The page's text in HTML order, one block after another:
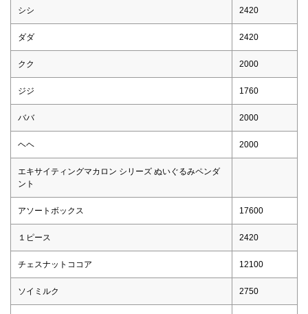
シシ 2420
ダダ 2420
クク 2000
ジジ 1760
ババ 2000
ヘヘ 2000
エキサイティングマカロン シリーズ ぬいぐるみペンダ
ント
アソートボックス 17600
１ピース 2420
チェスナットココア 12100
ソイミルク 2750